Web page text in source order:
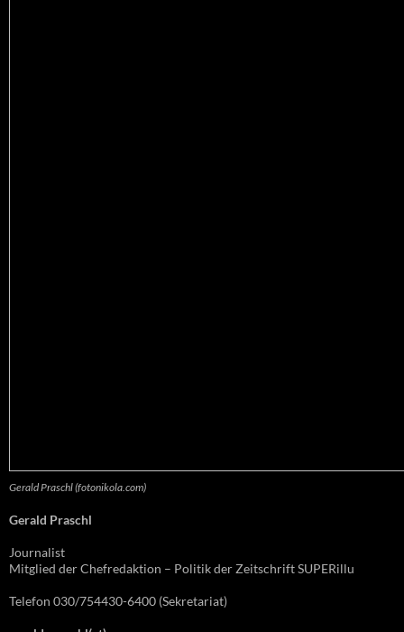
Gerald Praschl (fotonikola.com)
Gerald Praschl
Journalist
Mitglied der Chefredaktion – Politik der Zeitschrift SUPERillu
Telefon 030/754430-6400 (Sekretariat)